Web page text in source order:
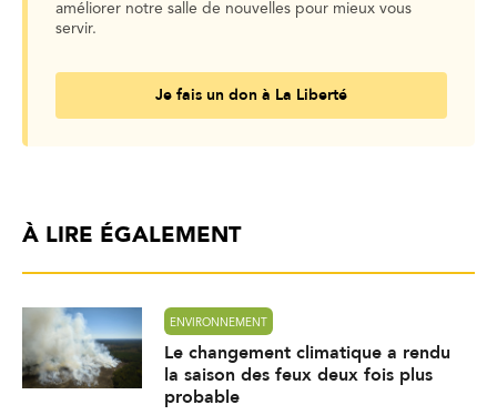
améliorer notre salle de nouvelles pour mieux vous
servir.
Je fais un don à La Liberté
À LIRE ÉGALEMENT
ENVIRONNEMENT
Le changement climatique a rendu
la saison des feux deux fois plus
probable